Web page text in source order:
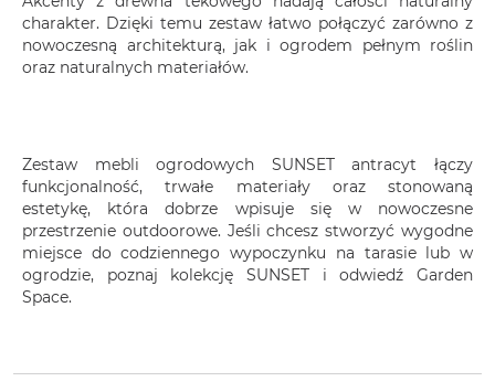
charakter. Dzięki temu zestaw łatwo połączyć zarówno z
nowoczesną architekturą, jak i ogrodem pełnym roślin
oraz naturalnych materiałów.
Zestaw mebli ogrodowych SUNSET antracyt łączy
funkcjonalność, trwałe materiały oraz stonowaną
estetykę, która dobrze wpisuje się w nowoczesne
przestrzenie outdoorowe. Jeśli chcesz stworzyć wygodne
miejsce do codziennego wypoczynku na tarasie lub w
ogrodzie, poznaj kolekcję SUNSET i odwiedź Garden
Space.